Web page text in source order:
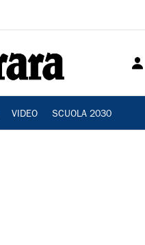
VIDEO SCUOLA 2030